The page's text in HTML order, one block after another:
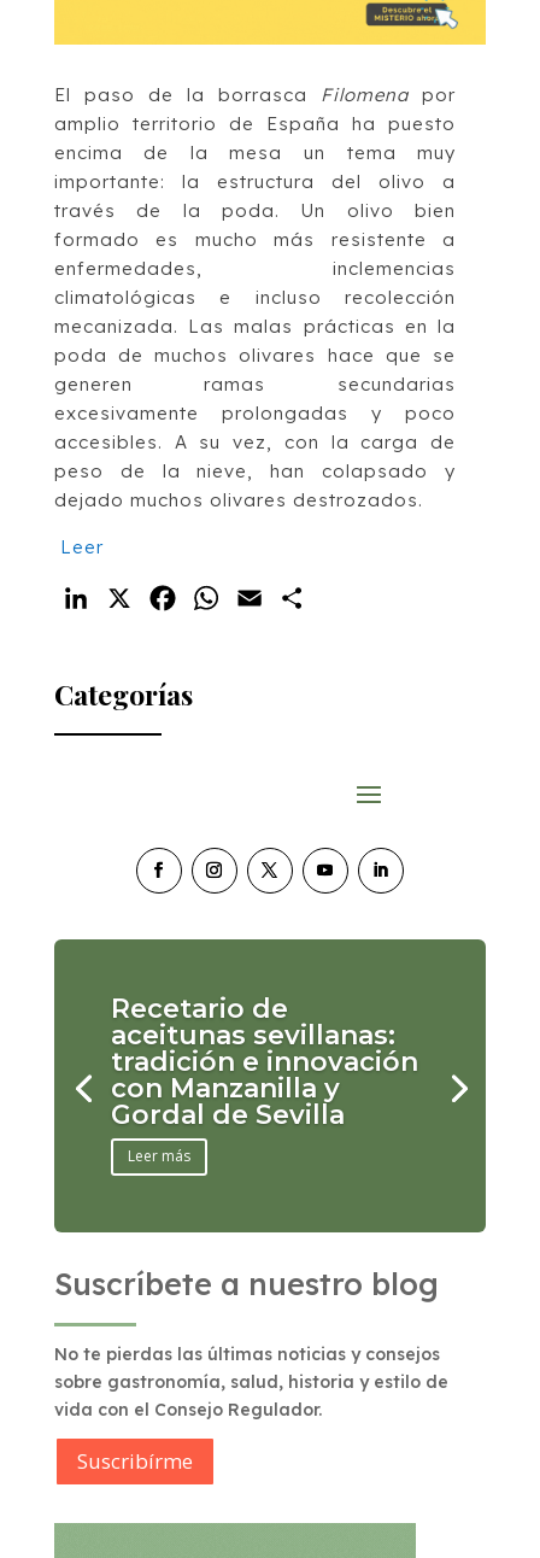
El paso de la borrasca Filomena por
amplio territorio de España ha puesto
encima de la mesa un tema muy
importante: la estructura del olivo a
través de la poda. Un olivo bien
formado es mucho más resistente a
enfermedades, inclemencias
climatológicas e incluso recolección
mecanizada. Las malas prácticas en la
poda de muchos olivares hace que se
generen ramas secundarias
excesivamente prolongadas y poco
accesibles. A su vez, con la carga de
peso de la nieve, han colapsado y
dejado muchos olivares destrozados.
Leer
LinkedIn FacebookWhatsApp
Email
Categorías
Recetario de
aceitunas sevillanas:
tradición e innovación
con Manzanilla y
Gordal de Sevilla
Leer más
Suscríbete a nuestro blog
No te pierdas las últimas noticias y consejos
sobre gastronomía, salud, historia y estilo de
vida con el Consejo Regulador.
Suscribírme